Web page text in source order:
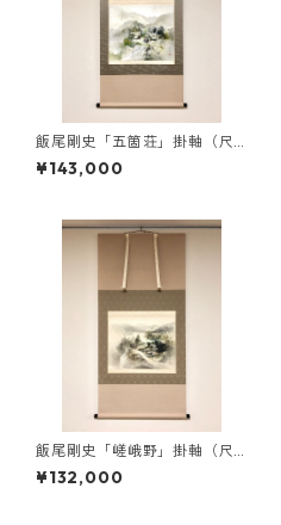
飯尾剛史「五箇荘」掛軸（尺
八横）
¥143,000
飯尾剛史「嵯峨野」掛軸（尺
八横）
¥132,000